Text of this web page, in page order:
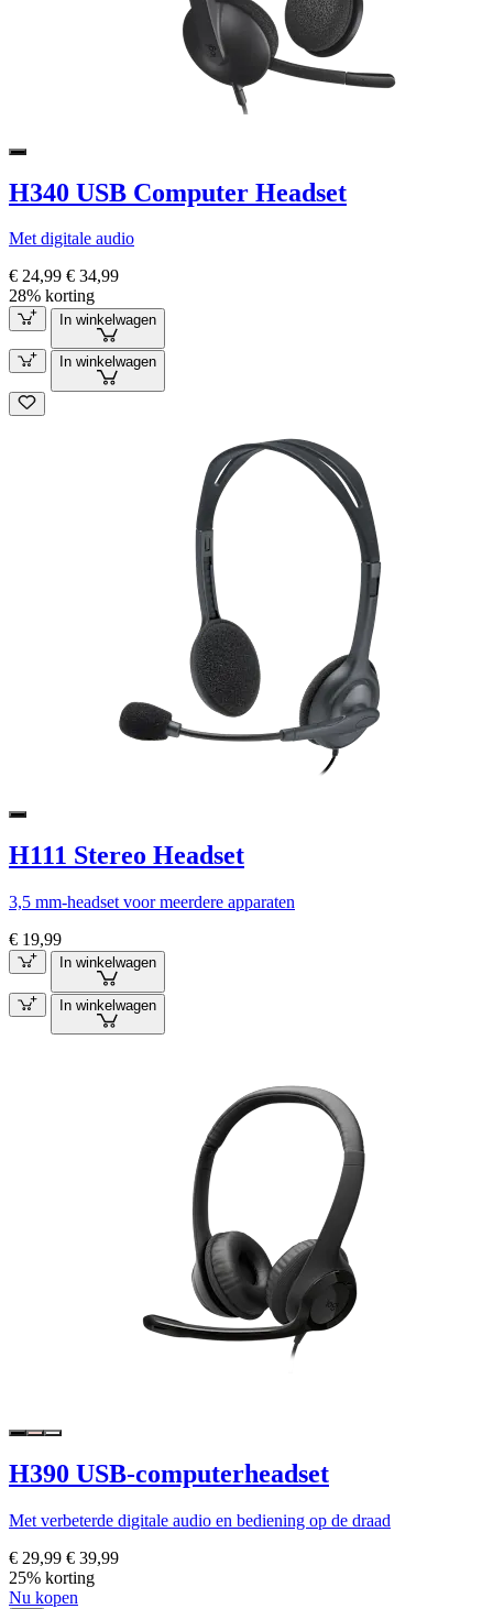
H340 USB Computer Headset
Met digitale audio
€ 24,99 € 34,99
28% korting
In winkelwagen
In winkelwagen
H111 Stereo Headset
3,5 mm-headset voor meerdere apparaten
€ 19,99
In winkelwagen
In winkelwagen
H390 USB-computerheadset
Met verbeterde digitale audio en bediening op de draad
€ 29,99 € 39,99
25% korting
Nu kopen